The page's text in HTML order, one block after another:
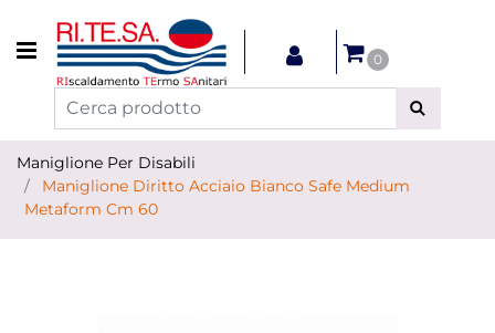
Open menu
0
Maniglione Per Disabili
Maniglione Diritto Acciaio Bianco Safe Medium
Metaform Cm 60